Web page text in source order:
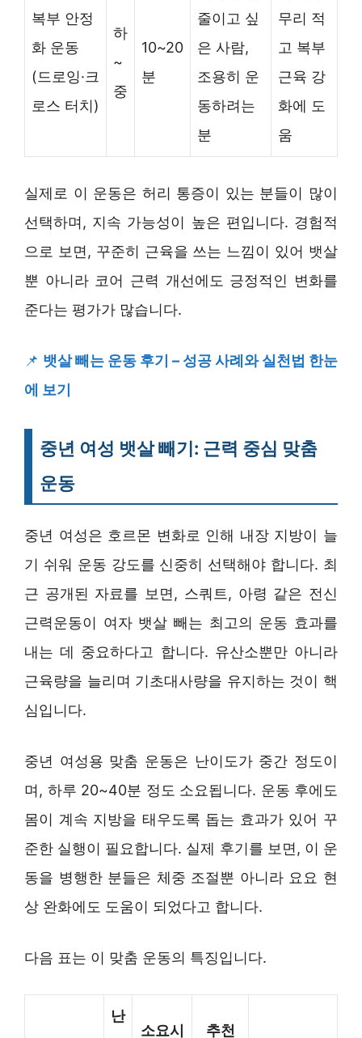
복부 안정
화 운동
(드로잉·크
로스 터치)
하
~
중
10~20
분
줄이고 싶
은 사람,
조용히 운
동하려는
분
무리 적
고 복부
근육 강
화에 도
움
실제로 이 운동은 허리 통증이 있는 분들이 많이
선택하며, 지속 가능성이 높은 편입니다. 경험적
으로 보면, 꾸준히 근육을 쓰는 느낌이 있어 뱃살
뿐 아니라 코어 근력 개선에도 긍정적인 변화를
준다는 평가가 많습니다.
📌 뱃살 빼는 운동 후기 – 성공 사례와 실천법 한눈
에 보기
중년 여성 뱃살 빼기: 근력 중심 맞춤
운동
중년 여성은 호르몬 변화로 인해 내장 지방이 늘
기 쉬워 운동 강도를 신중히 선택해야 합니다. 최
근 공개된 자료를 보면, 스쿼트, 아령 같은 전신
근력운동이 여자 뱃살 빼는 최고의 운동 효과를
내는 데 중요하다고 합니다. 유산소뿐만 아니라
근육량을 늘리며 기초대사량을 유지하는 것이 핵
심입니다.
중년 여성용 맞춤 운동은 난이도가 중간 정도이
며, 하루 20~40분 정도 소요됩니다. 운동 후에도
몸이 계속 지방을 태우도록 돕는 효과가 있어 꾸
준한 실행이 필요합니다. 실제 후기를 보면, 이 운
동을 병행한 분들은 체중 조절뿐 아니라 요요 현
상 완화에도 도움이 되었다고 합니다.
다음 표는 이 맞춤 운동의 특징입니다.
난
소요시
추천